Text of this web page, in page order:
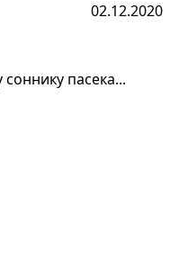
02.12.2020
пасека...